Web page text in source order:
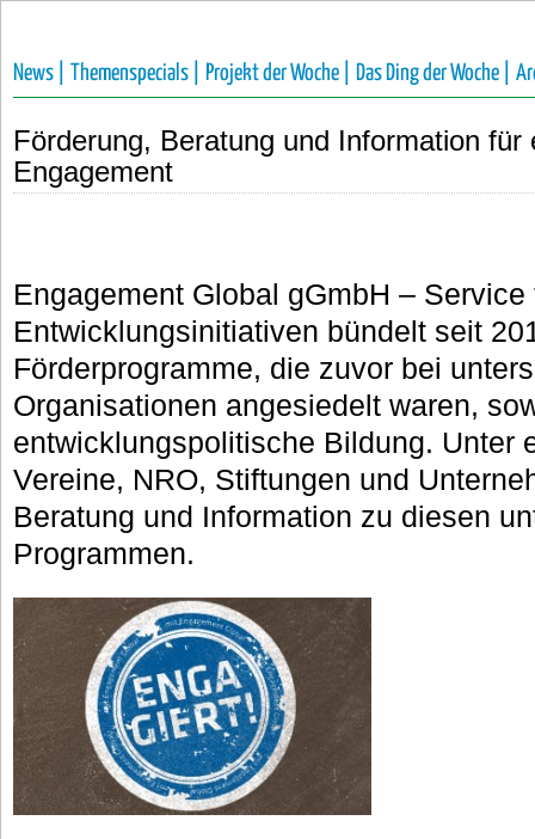
News | Themenspecials | Projekt der Woche | Das Ding der Woche |
Förderung, Beratung und Information für
Engagement
Engagement Global gGmbH – Service
Entwicklungsinitiativen bündelt seit
Förderprogramme, die zuvor bei
Organisationen angesiedelt waren,
entwicklungspolitische Bildung. Unter
Vereine, NRO, Stiftungen und
Beratung und Information zu diesen
Programmen.